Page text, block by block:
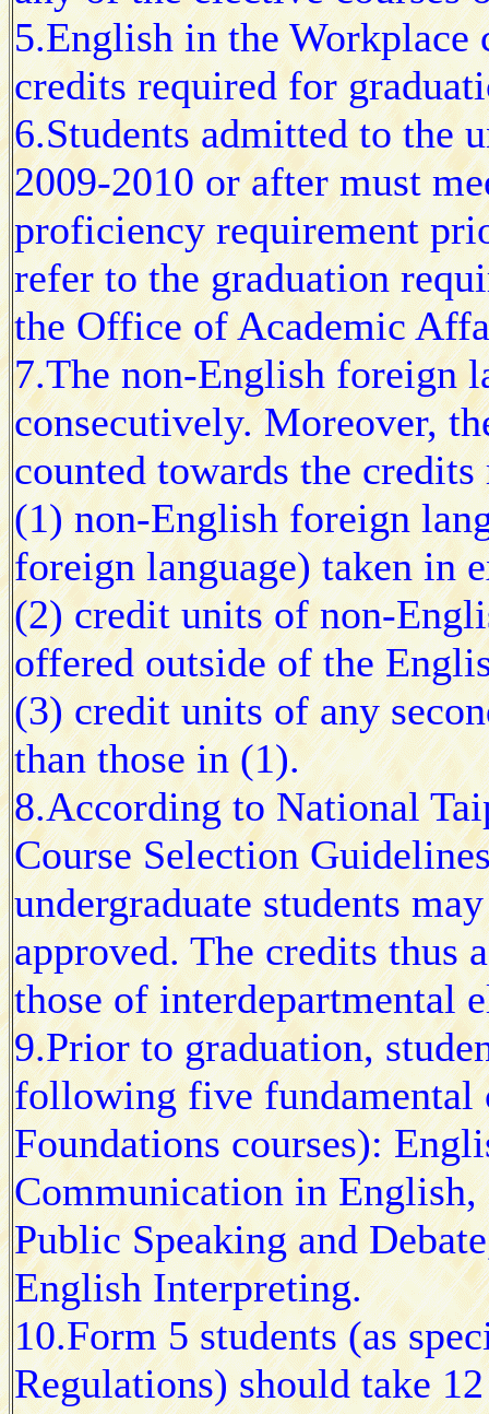
5.English in the Workplace
credits required for
6.Students admitted to the
2009-2010 or after must
proficiency requirement
refer to the graduation
the Office of Academic
7.The non-English foreign
consecutively. Moreover,
counted towards the
(1) non-English foreign
foreign language) taken in
(2) credit units of non-
offered outside of the
(3) credit units of any
than those in (1).
8.According to National
Course Selection
undergraduate students
approved. The credits thus
those of interdepartmental
9.Prior to graduation,
following five fundamental
Foundations courses):
Communication in
Public Speaking and
English Interpreting.
10.Form 5 students (as
Regulations) should take